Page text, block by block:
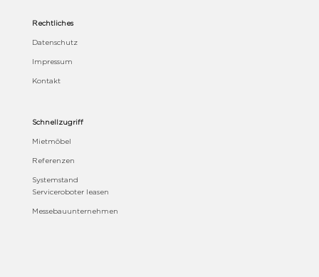
Rechtliches
Datenschutz
Impressum
Kontakt
Schnellzugriff
Mietmöbel
Referenzen
Systemstand
Serviceroboter leasen
Messebauunternehmen